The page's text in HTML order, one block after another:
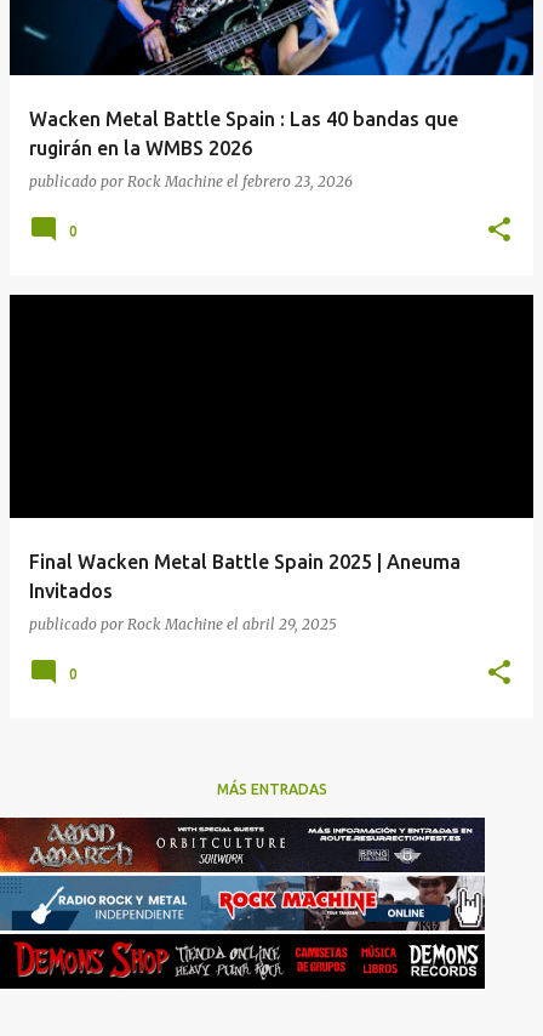
Wacken Metal Battle Spain : Las 40 bandas que
rugirán en la WMBS 2026
publicado por Rock Machine el febrero 23, 2026
0
Final Wacken Metal Battle Spain 2025 | Aneuma
Invitados
publicado por Rock Machine el abril 29, 2025
0
MÁS ENTRADAS